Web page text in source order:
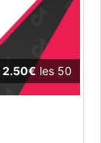
2.50€ les 50